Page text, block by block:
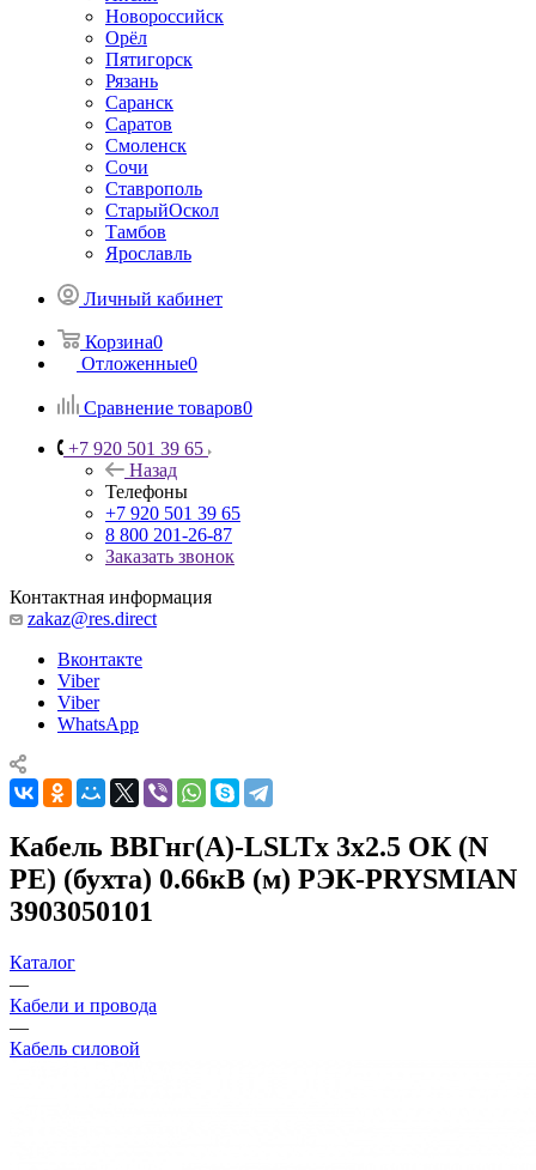
Новороссийск
Орёл
Пятигорск
Рязань
Саранск
Саратов
Смоленск
Сочи
Ставрополь
СтарыйОскол
Тамбов
Ярославль
Личный кабинет
Корзина0
Отложенные0
Сравнение товаров0
+7 920 501 39 65
Назад
Телефоны
+7 920 501 39 65
8 800 201-26-87
Заказать звонок
Контактная информация
zakaz@res.direct
Вконтакте
Viber
Viber
WhatsApp
Кабель ВВГнг(А)-LSLTx 3х2.5 ОК (N
PE) (бухта) 0.66кВ (м) РЭК-PRYSMIAN
3903050101
Каталог
—
Кабели и провода
—
Кабель силовой